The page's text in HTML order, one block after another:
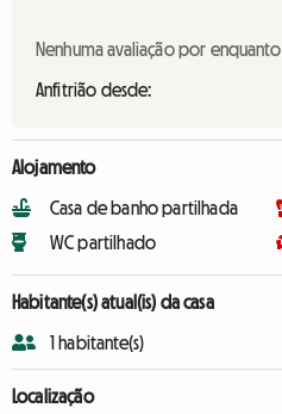
Nenhuma avaliação por enquanto
Anfitrião desde:
Alojamento
Casa de banho partilhada
WC partilhado
Habitante(s) atual(is) da casa
1 habitante(s)
Localização